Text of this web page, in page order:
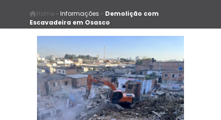
Home» Informações » Demolição com
Escavadeira em Osasco